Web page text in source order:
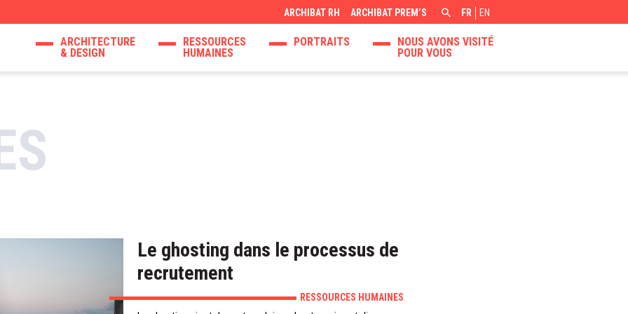
ARCHIBAT RH ARCHIBAT PREM’S FR EN
ARCHITECTURE
& DESIGN
RESSOURCES
HUMAINES
PORTRAITS
NOUS AVONS VISITÉ
POUR VOUS
Le ghosting dans le processus de
recrutement
RESSOURCES HUMAINES